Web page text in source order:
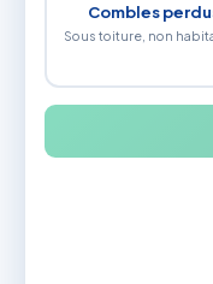
Combles
Sous toiture, non